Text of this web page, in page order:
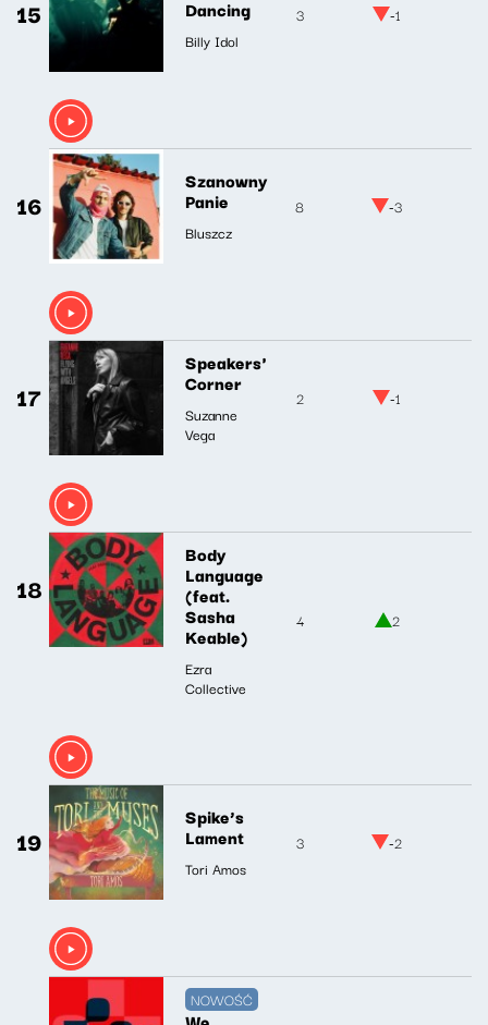
15 Dancing
Billy Idol
3 -1
16
Szanowny
Panie
Bluszcz
8 -3
17
Speakers'
Corner
Suzanne
Vega
2 -1
18
Body
Language
(feat.
Sasha
Keable)
Ezra
Collective
4 2
19
Spike’s
Lament
Tori Amos
3 -2
NOWOŚĆ